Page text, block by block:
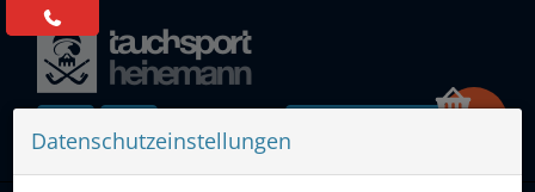
Datenschutzeinstellungen